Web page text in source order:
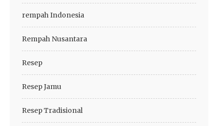
rempah Indonesia
Rempah Nusantara
Resep
Resep Jamu
Resep Tradisional